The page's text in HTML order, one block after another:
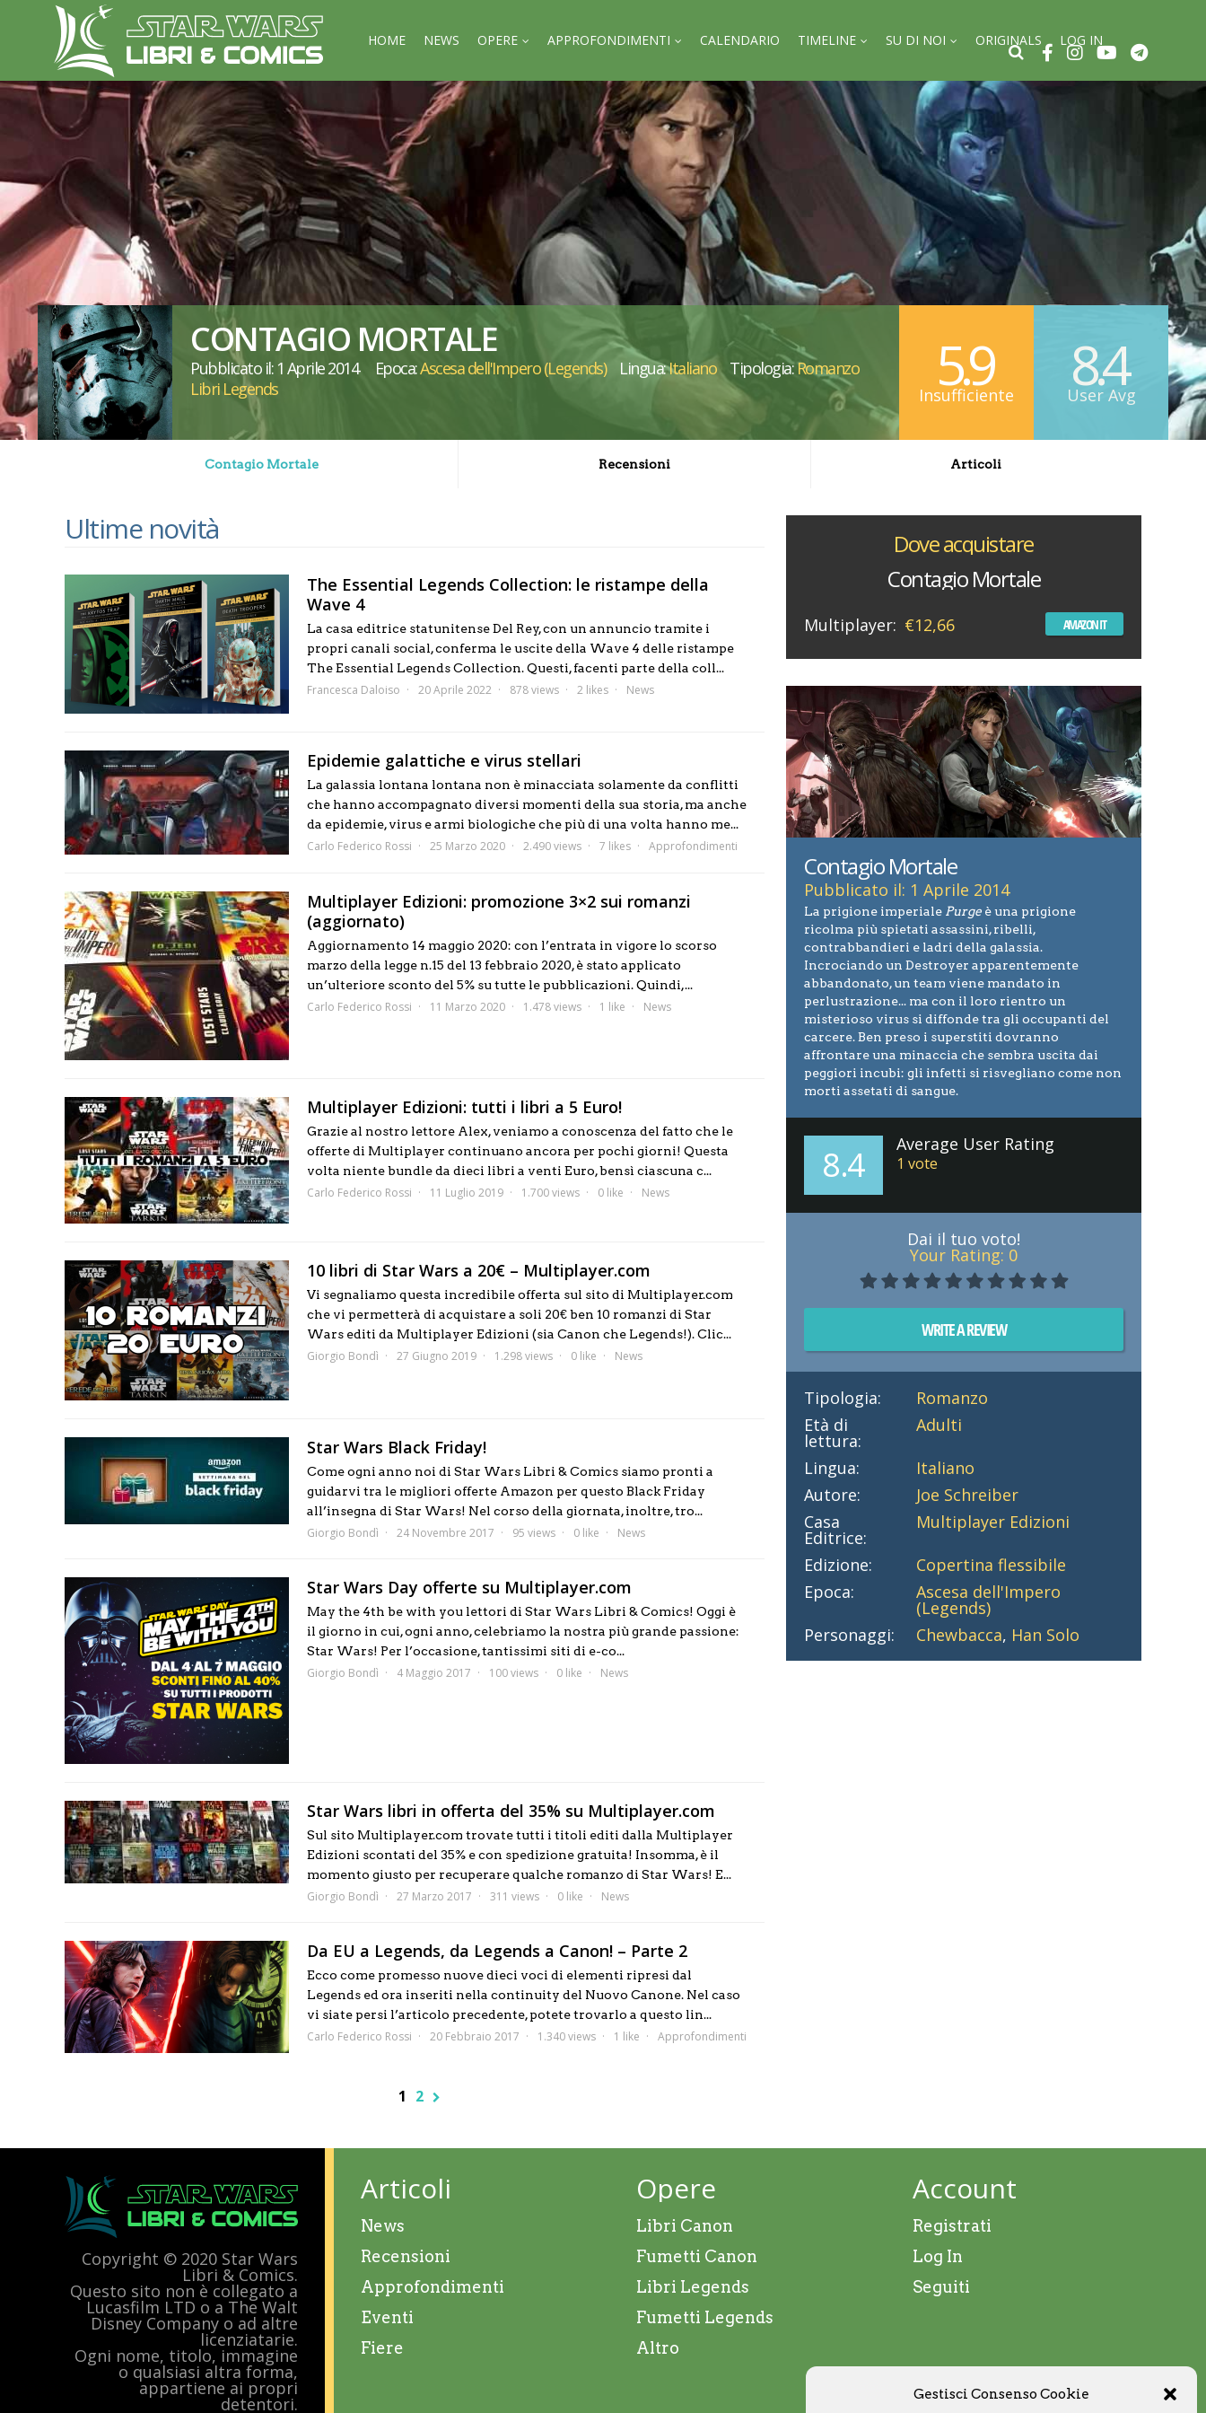
Gestisci Consenso Cookie
HOME NEWS OPERE APPROFONDIMENTI CALENDARIO TIMELINE SU DI NOI ORIGINALS LOG IN
CONTAGIO MORTALE
Pubblicato il: 1 Aprile 2014 Epoca:Ascesa dell'Impero (Legends) Lingua:Italiano Tipologia:Romanzo
Libri Legends
5.9
Insufficiente 8.4
User Avg
Contagio Mortale Recensioni Articoli
Ultime novità
The Essential Legends Collection: le ristampe della
Wave 4
La casa editrice statunitense Del Rey, con un annuncio tramite i
propri canali social, conferma le uscite della Wave 4 delle ristampe
The Essential Legends Collection. Questi, facenti parte della coll...
Francesca Daloiso 20 Aprile 2022 878 views 2 likes News
Epidemie galattiche e virus stellari
La galassia lontana lontana non è minacciata solamente da conflitti
che hanno accompagnato diversi momenti della sua storia, ma anche
da epidemie, virus e armi biologiche che più di una volta hanno me...
Carlo Federico Rossi 25 Marzo 2020 2.490 views 7 likes Approfondimenti
Multiplayer Edizioni: promozione 3×2 sui romanzi
(aggiornato)
Aggiornamento 14 maggio 2020: con l’entrata in vigore lo scorso
marzo della legge n.15 del 13 febbraio 2020, è stato applicato
un’ulteriore sconto del 5% su tutte le pubblicazioni. Quindi,...
Carlo Federico Rossi 11 Marzo 2020 1.478 views 1 like News
Multiplayer Edizioni: tutti i libri a 5 Euro!
Grazie al nostro lettore Alex, veniamo a conoscenza del fatto che le
offerte di Multiplayer continuano ancora per pochi giorni! Questa
volta niente bundle da dieci libri a venti Euro, bensì ciascuna c...
Carlo Federico Rossi 11 Luglio 2019 1.700 views 0 like News
10 libri di Star Wars a 20€ – Multiplayer.com
Vi segnaliamo questa incredibile offerta sul sito di Multiplayer.com
che vi permetterà di acquistare a soli 20€ ben 10 romanzi di Star
Wars editi da Multiplayer Edizioni (sia Canon che Legends!). Clic...
Giorgio Bondì 27 Giugno 2019 1.298 views 0 like News
Star Wars Black Friday!
Come ogni anno noi di Star Wars Libri & Comics siamo pronti a
guidarvi tra le migliori offerte Amazon per questo Black Friday
all’insegna di Star Wars! Nel corso della giornata, inoltre, tro...
Giorgio Bondì 24 Novembre 2017 95 views 0 like News
Star Wars Day offerte su Multiplayer.com
May the 4th be with you lettori di Star Wars Libri & Comics! Oggi è
il giorno in cui, ogni anno, celebriamo la nostra più grande passione:
Star Wars! Per l’occasione, tantissimi siti di e-co...
Giorgio Bondì 4 Maggio 2017 100 views 0 like News
Star Wars libri in offerta del 35% su Multiplayer.com
Sul sito Multiplayer.com trovate tutti i titoli editi dalla Multiplayer
Edizioni scontati del 35% e con spedizione gratuita! Insomma, è il
momento giusto per recuperare qualche romanzo di Star Wars! E...
Giorgio Bondì 27 Marzo 2017 311 views 0 like News
Da EU a Legends, da Legends a Canon! – Parte 2
Ecco come promesso nuove dieci voci di elementi ripresi dal
Legends ed ora inseriti nella continuity del Nuovo Canone. Nel caso
vi siate persi l’articolo precedente, potete trovarlo a questo lin...
Carlo Federico Rossi 20 Febbraio 2017 1.340 views 1 like Approfondimenti
1 2
Dove acquistare
Contagio Mortale
Multiplayer: €12,66 AMAZON IT
Contagio Mortale
Pubblicato il: 1 Aprile 2014
La prigione imperiale Purge è una prigione
ricolma più spietati assassini, ribelli,
contrabbandieri e ladri della galassia.
Incrociando un Destroyer apparentemente
abbandonato, un team viene mandato in
perlustrazione... ma con il loro rientro un
misterioso virus si diffonde tra gli occupanti del
carcere. Ben preso i superstiti dovranno
affrontare una minaccia che sembra uscita dai
peggiori incubi: gli infetti si risvegliano come non
morti assetati di sangue.
8.4 Average User Rating
1 vote
Dai il tuo voto!
Your Rating: 0
WRITE A REVIEW
Tipologia:
Romanzo
Età di
lettura:
Adulti
Lingua:
Italiano
Autore:
Joe Schreiber
Casa
Editrice:
Multiplayer Edizioni
Edizione:
Copertina flessibile
Epoca:
Ascesa dell'Impero
(Legends)
Personaggi:
Chewbacca, Han Solo
Copyright © 2020 Star Wars
Libri & Comics.
Questo sito non è collegato a
Lucasfilm LTD o a The Walt
Disney Company o ad altre
licenziatarie.
Ogni nome, titolo, immagine
o qualsiasi altra forma,
appartiene ai propri
detentori.
Articoli
News
Recensioni
Approfondimenti
Eventi
Fiere
Opere
Libri Canon
Fumetti Canon
Libri Legends
Fumetti Legends
Altro
Account
Registrati
Log In
Seguiti